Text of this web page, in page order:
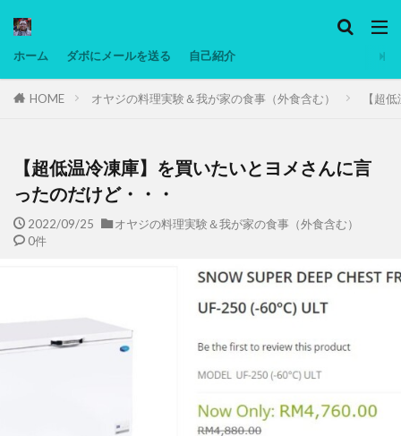
ホーム ダボにメールを送る 自己紹介
HOME オヤジの料理実験＆我が家の食事（外食含む） 【超
【超低温冷凍庫】を買いたいとヨメさんに言
ったのだけど・・・
2022/09/25
オヤジの料理実験＆我が家の食事（外食含む）
0件
タグ
マレーシア動画
ヨーグルト
低温調理・スロークッカー
備忘録
動画 日本人村社会 脱水シート